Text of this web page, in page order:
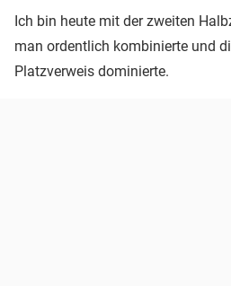
Ich bin heute mit der zweiten
man ordentlich kombinierte und
Platzverweis dominierte.